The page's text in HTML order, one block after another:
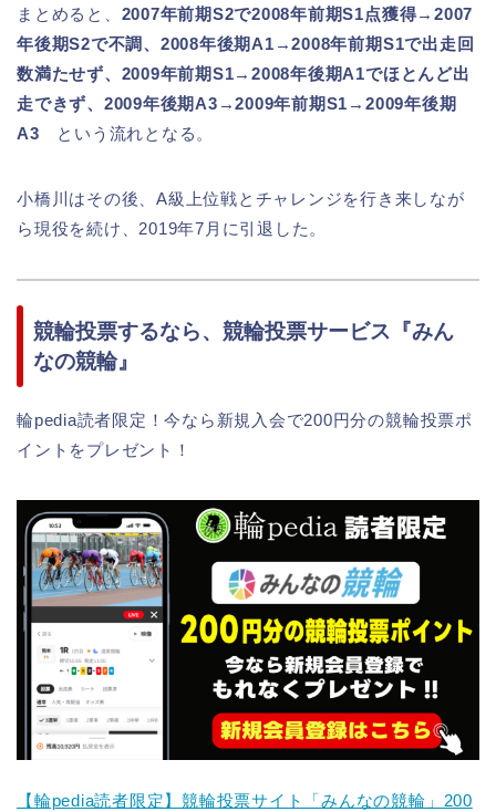
まとめると、 2007年前期S2で2008年前期S1点獲得→2007
年後期S2で不調、2008年後期A1→2008年前期S1で出走回
数満たせず、2009年前期S1→2008年後期A1でほとんど出
走できず、2009年後期A3→2009年前期S1→2009年後期
A3 という流れとなる。
小橋川はその後、A級上位戦とチャレンジを行き来しなが
ら現役を続け、2019年7月に引退した。
競輪投票するなら、競輪投票サービス『みん
なの競輪』
輪pedia読者限定！今なら新規入会で200円分の競輪投票ポ
イントをプレゼント！
【輪pedia読者限定】競輪投票サイト「みんなの競輪」200